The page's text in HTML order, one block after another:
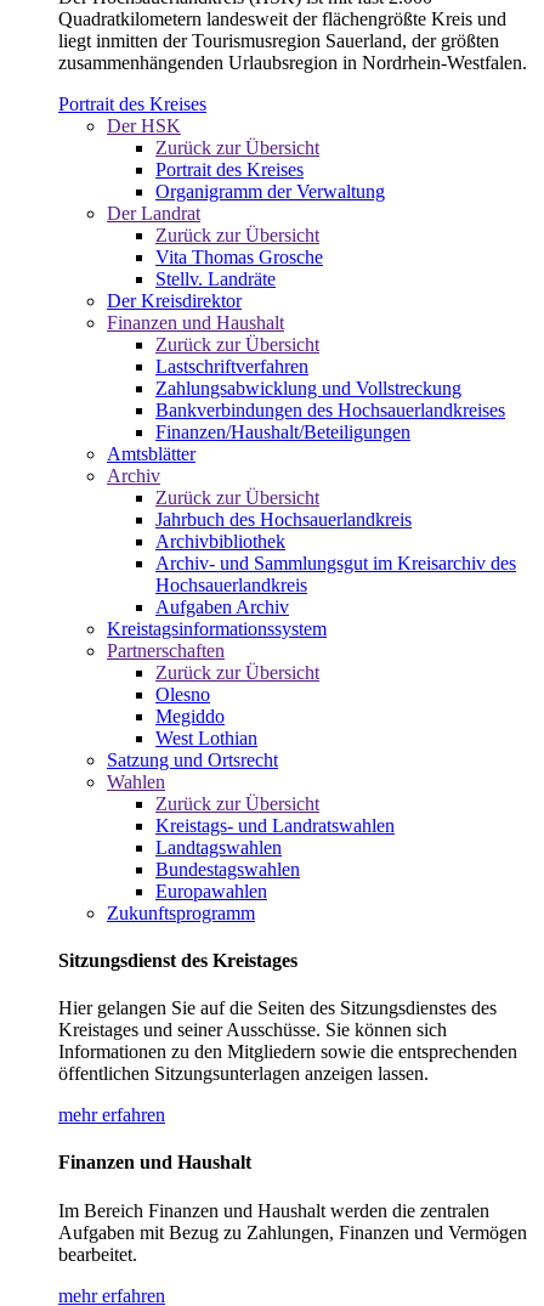
Quadratkilometern landesweit der flächengrößte Kreis und
liegt inmitten der Tourismusregion Sauerland, der größten
zusammenhängenden Urlaubsregion in Nordrhein-Westfalen.
Portrait des Kreises
Der HSK
Zurück zur Übersicht
Portrait des Kreises
Organigramm der Verwaltung
Der Landrat
Zurück zur Übersicht
Vita Thomas Grosche
Stellv. Landräte
Der Kreisdirektor
Finanzen und Haushalt
Zurück zur Übersicht
Lastschriftverfahren
Zahlungsabwicklung und Vollstreckung
Bankverbindungen des Hochsauerlandkreises
Finanzen/Haushalt/Beteiligungen
Amtsblätter
Archiv
Zurück zur Übersicht
Jahrbuch des Hochsauerlandkreis
Archivbibliothek
Archiv- und Sammlungsgut im Kreisarchiv des
Hochsauerlandkreis
Aufgaben Archiv
Kreistagsinformationssystem
Partnerschaften
Zurück zur Übersicht
Olesno
Megiddo
West Lothian
Satzung und Ortsrecht
Wahlen
Zurück zur Übersicht
Kreistags- und Landratswahlen
Landtagswahlen
Bundestagswahlen
Europawahlen
Zukunftsprogramm
Sitzungsdienst des Kreistages
Hier gelangen Sie auf die Seiten des Sitzungsdienstes des
Kreistages und seiner Ausschüsse. Sie können sich
Informationen zu den Mitgliedern sowie die entsprechenden
öffentlichen Sitzungsunterlagen anzeigen lassen.
mehr erfahren
Finanzen und Haushalt
Im Bereich Finanzen und Haushalt werden die zentralen
Aufgaben mit Bezug zu Zahlungen, Finanzen und Vermögen
bearbeitet.
mehr erfahren